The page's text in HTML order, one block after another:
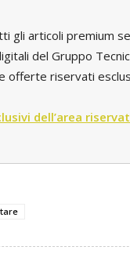
gli articoli premium
del Gruppo
offerte riservati
dell’area